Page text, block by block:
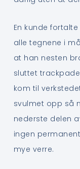
En kunde
alle tegnene i
at han nesten
sluttet
kom til
svulmet opp så
nederste delen
ingen
mye verre.